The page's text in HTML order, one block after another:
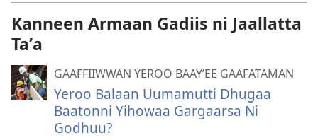
Kanneen Armaan Gadiis ni Jaallatta
Taʼa
GAAFFIIWWAN YEROO BAAYʼEE GAAFATAMAN
Yeroo Balaan Uumamutti Dhugaa
Baatonni Yihowaa Gargaarsa Ni
Godhuu?